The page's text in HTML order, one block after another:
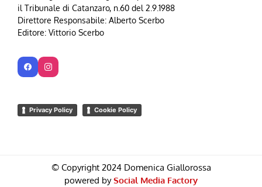
il Tribunale di Catanzaro, n.60 del 2.9.1988
Direttore Responsabile: Alberto Scerbo
Editore: Vittorio Scerbo
Privacy Policy Cookie Policy
© Copyright 2024 Domenica Giallorossa
powered bySocial Media Factory